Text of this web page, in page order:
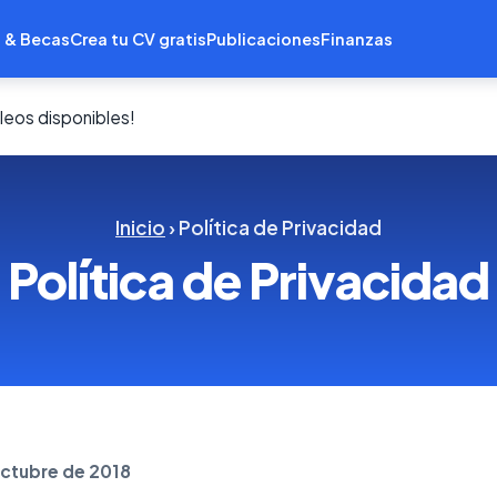
BecasCrea tu CV gratisPublicacionesFinanzas
disponibles!
Inicio › Política de Privacidad
Política de Privacidad
de 2018